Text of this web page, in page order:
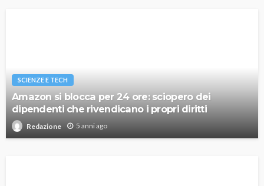
SCIENZE E TECH
Amazon si blocca per 24 ore: sciopero dei
dipendenti che rivendicano i propri diritti
Redazione 5 anni ago